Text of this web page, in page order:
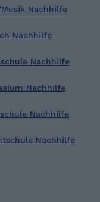
Nachhilfe
Nachhilfe
Nachhilfe
Nachhilfe
Nachhilfe
Nachhilfe